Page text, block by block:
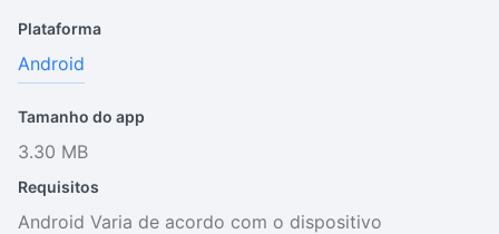
Plataforma
Android
Tamanho do app
3.30 MB
Requisitos
Android Varia de acordo com o dispositivo